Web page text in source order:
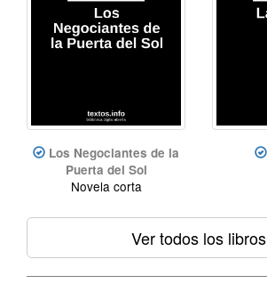
Los Negociantes de la
Puerta del Sol
Novela corta
Ver todos los libros